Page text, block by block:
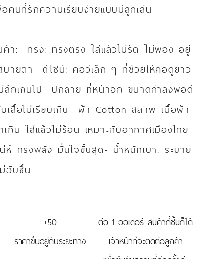
คนที่รักความเรียบง่ายแบบมีลูกเล่น
ค้า:- ทรง: ทรงตรง ใส่แล้วไม่รัด ไม่พอง อยู่
ายตา- ดีไซน์: คอวีเล็ก ๆ ที่ช่วยให้คอดูยาว
ลึกเกินไป- ปักลาย ที่หน้าอก ขนาดกำลังพอดี
เสื้อไม่เรียบเกิน- ผ้า Cotton สลาฟ เนื้อผ้า
กิน ใส่แล้วไม่ร้อน เหมาะกับอากาศเมืองไทย-
ห์ ทรงพลัง มั่นใจขั้นสุด- น้ำหนักเบา: ระบาย
อับชื้น
+50
ต่อ 1 ออเดอร์ สินค้ากี่ชิ้นก็ได้
ราคาขึ้นอยู่กับระยะทาง
เจ้าหน้าที่จะติดต่อลูกค้า